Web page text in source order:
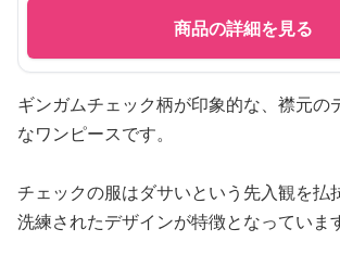
商品の詳細を見る
ギンガムチェック柄が印象的な、襟元の
なワンピースです。
チェックの服はダサいという先入観を払
洗練されたデザインが特徴となっていま